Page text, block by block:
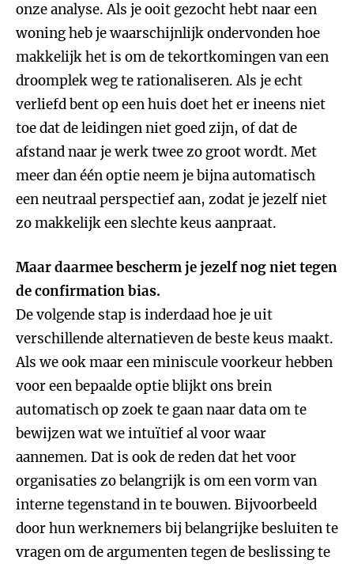
onze analyse. Als je ooit gezocht hebt naar een
woning heb je waarschijnlijk ondervonden hoe
makkelijk het is om de tekortkomingen van een
droomplek weg te rationaliseren. Als je echt
verliefd bent op een huis doet het er ineens niet
toe dat de leidingen niet goed zijn, of dat de
afstand naar je werk twee zo groot wordt. Met
meer dan één optie neem je bijna automatisch
een neutraal perspectief aan, zodat je jezelf niet
zo makkelijk een slechte keus aanpraat.
Maar daarmee bescherm je jezelf nog niet tegen
de confirmation bias.
De volgende stap is inderdaad hoe je uit
verschillende alternatieven de beste keus maakt.
Als we ook maar een miniscule voorkeur hebben
voor een bepaalde optie blijkt ons brein
automatisch op zoek te gaan naar data om te
bewijzen wat we intuïtief al voor waar
aannemen. Dat is ook de reden dat het voor
organisaties zo belangrijk is om een vorm van
interne tegenstand in te bouwen. Bijvoorbeeld
door hun werknemers bij belangrijke besluiten te
vragen om de argumenten tegen de beslissing te